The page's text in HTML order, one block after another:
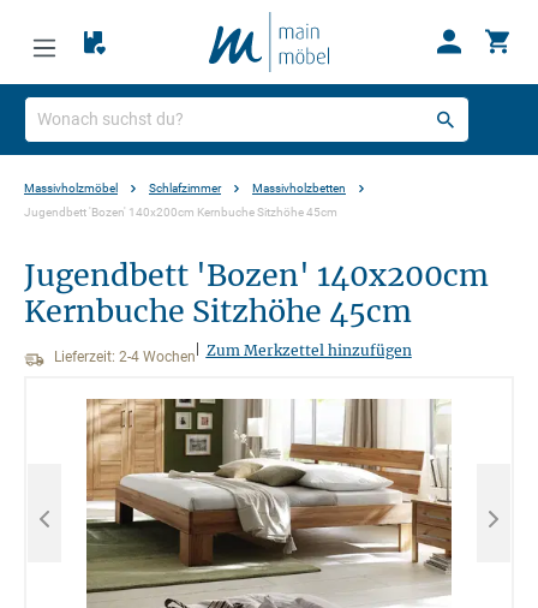
Massivholzmöbel Schlafzimmer
Massivholzbetten
Jugendbett 'Bozen' 140x200cm Kernbuche Sitzhöhe 45cm
Jugendbett 'Bozen' 140x200cm
Kernbuche Sitzhöhe 45cm
Lieferzeit: 2-4 Wochen Zum Merkzettel hinzufügen